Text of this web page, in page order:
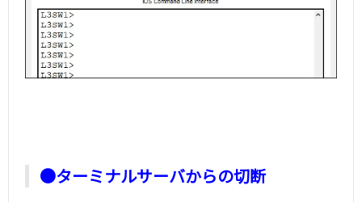
●ターミナルサーバからの切断